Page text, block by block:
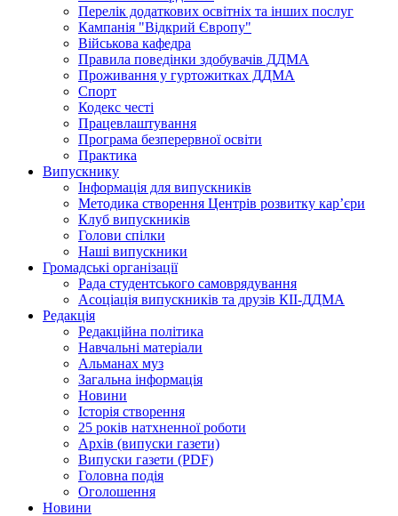
Перелік додаткових освітніх та інших послуг
Кампанія "Відкрий Європу"
Військова кафедра
Правила поведінки здобувачів ДДМА
Проживання у гуртожитках ДДМА
Спорт
Кодекс честі
Працевлаштування
Програма безперервної освіти
Практика
Випускнику
Інформація для випускників
Методика створення Центрів розвитку кар’єри
Клуб випускників
Голови спілки
Наші випускники
Громадські організації
Рада студентського самоврядування
Асоціація випускників та друзів КІІ-ДДМА
Редакція
Редакційна політика
Навчальні матеріали
Альманах муз
Загальна інформація
Новини
Історія створення
25 років натхненної роботи
Архів (випуски газети)
Випуски газети (PDF)
Головна подія
Оголошення
Новини